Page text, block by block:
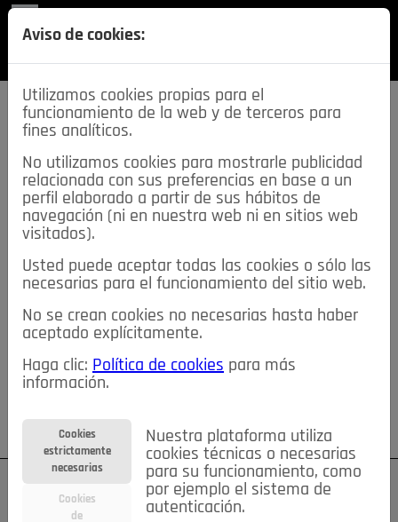
SECCIONES
descarga esta
REVISTA
≡NOTICIAS
NOTICIAS SERVICIOS DE INTERÉS
TABLÓN DE ANUNCIOS MIS ANUNCIOS CONTACTO
NOSOTROS
Su cuenta Regístrese ¿Olvidó su contraseña?
Aviso de cookies:
Utilizamos cookies propias para el
funcionamiento de la web y de terceros para
fines analíticos.
No utilizamos cookies para mostrarle publicidad
relacionada con sus preferencias en base a un
perfil elaborado a partir de sus hábitos de
navegación (ni en nuestra web ni en sitios web
visitados).
Usted puede aceptar todas las cookies o sólo las
necesarias para el funcionamiento del sitio web.
No se crean cookies no necesarias hasta haber
aceptado explícitamente.
Haga clic: Política de cookies para más
información.
Cookies
estrictamente
necesarias
Cookies
de
Nuestra plataforma utiliza
cookies técnicas o necesarias
para su funcionamiento, como
por ejemplo el sistema de
autenticación.